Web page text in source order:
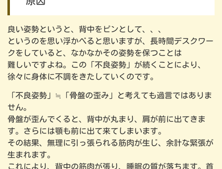
良い姿勢というと、背中をピンとして、、、
というのを思い浮かべると思いますが、長時間デスクワー
クをしていると、なかなかその姿勢を保つことは
難しいですよね。この「不良姿勢」が続くことにより、
徐々に身体に不調をきたしていくのです。
「不良姿勢」≒「骨盤の歪み」と考えても過言ではありま
せん。
骨盤が歪んでくると、背中が丸まり、肩が前に出てきま
す。さらには顎も前に出て来てしまいます。
その結果、無理に引っ張られる筋肉が生じ、余計な緊張が
生まれます。
これにより、背中の筋肉が張り、睡眠の質が落ちます。首